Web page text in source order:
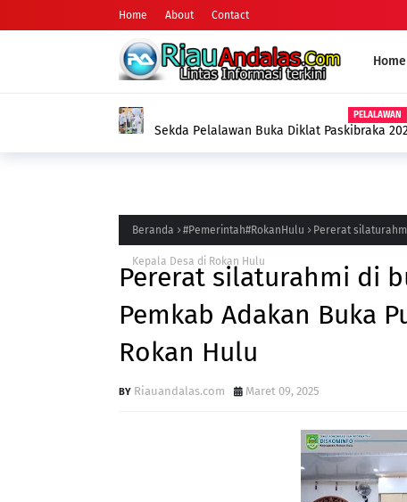
Home About Contact
Home
HUKUM
Motor Curian Ditukar dengan Sabu, Pria di
Beranda #Pemerintah#RokanHulu Pererat
Kepala Desa di Rokan Hulu
Pererat silaturahmi di
Pemkab Adakan Buka
Rokan Hulu
Riauandalas.com Maret 09, 2025